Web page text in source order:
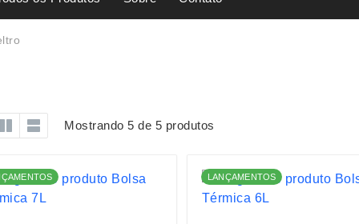
Executivos
Espelhos
Esporte e Jogos
Kit Queijo
Mostrando 5 de 5 produtos
LANÇAMENTOS